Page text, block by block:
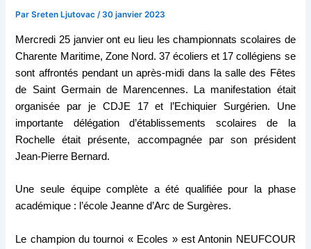
ParSreten Ljutovac/30 janvier 2023
Mercredi 25 janvier ont eu lieu les championnats scolaires de
Charente Maritime, Zone Nord. 37 écoliers et 17 collégiens se
sont affrontés pendant un après-midi dans la salle des Fêtes
de Saint Germain de Marencennes. La manifestation était
organisée par je CDJE 17 et l’Echiquier Surgérien. Une
importante délégation d’établissements scolaires de la
Rochelle était présente, accompagnée par son président
Jean-Pierre Bernard.
Une seule équipe complète a été qualifiée pour la phase
académique : l’école Jeanne d’Arc de Surgères.
Le champion du tournoi « Ecoles » est Antonin NEUFCOUR